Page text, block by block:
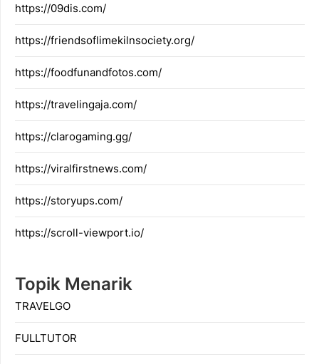
https://09dis.com/
https://friendsoflimekilnsociety.org/
https://foodfunandfotos.com/
https://travelingaja.com/
https://clarogaming.gg/
https://viralfirstnews.com/
https://storyups.com/
https://scroll-viewport.io/
Topik Menarik
TRAVELGO
FULLTUTOR